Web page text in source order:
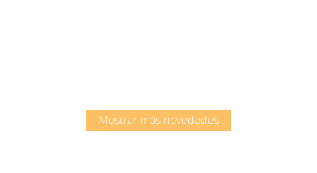
Mostrar más novedades